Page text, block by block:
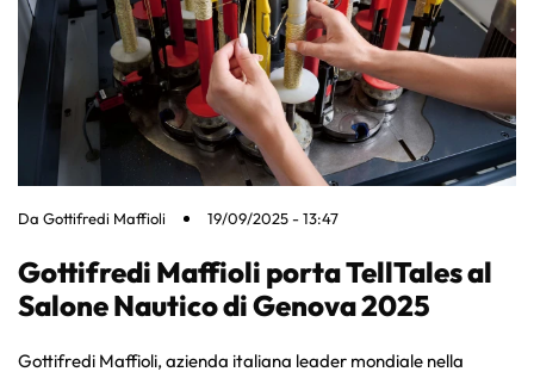
Da Gottifredi Maffioli 19/09/2025 - 13:47
Gottifredi Maffioli porta TellTales al
Salone Nautico di Genova 2025
Gottifredi Maffioli, azienda italiana leader mondiale nella